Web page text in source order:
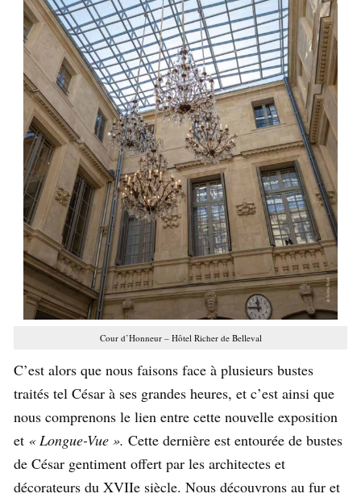
Cour d’Honneur – Hôtel Richer de Belleval
C’est alors que nous faisons face à plusieurs bustes
traités tel César à ses grandes heures, et c’est ainsi que
nous comprenons le lien entre cette nouvelle exposition
et « Longue-Vue ». Cette dernière est entourée de bustes
de César gentiment offert par les architectes et
décorateurs du XVIIe siècle. Nous découvrons au fur et